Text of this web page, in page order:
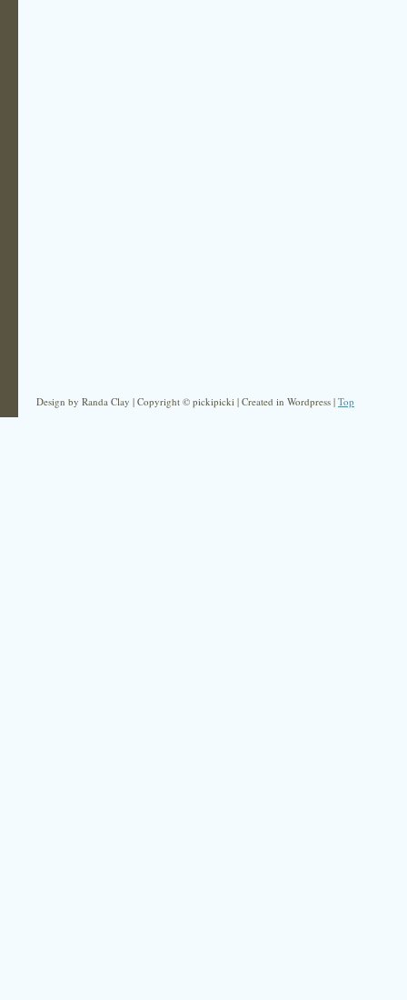
Design by Randa Clay | Copyright © pickipicki | Created in Wordpress | Top